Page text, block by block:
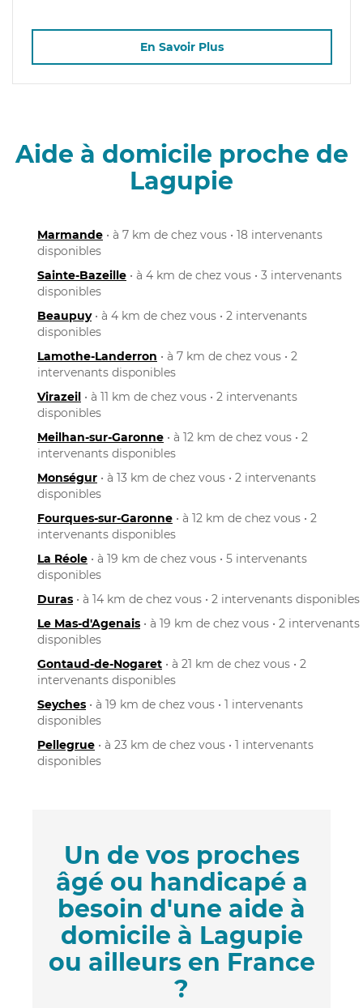
En Savoir Plus
Aide à domicile proche de
Lagupie
Marmande • à 7 km de chez vous • 18 intervenants
disponibles
Sainte-Bazeille • à 4 km de chez vous • 3 intervenants
disponibles
Beaupuy• à 4 km de chez vous • 2 intervenants
disponibles
Lamothe-Landerron • à 7 km de chez vous • 2
intervenants disponibles
Virazeil • à 11 km de chez vous • 2 intervenants
disponibles
Meilhan-sur-Garonne • à 12 km de chez vous • 2
intervenants disponibles
Monségur • à 13 km de chez vous • 2 intervenants
disponibles
Fourques-sur-Garonne • à 12 km de chez vous • 2
intervenants disponibles
La Réole • à 19 km de chez vous • 5 intervenants
disponibles
Duras • à 14 km de chez vous • 2 intervenants disponibles
Le Mas-d'Agenais • à 19 km de chez vous • 2 intervenants
disponibles
Gontaud-de-Nogaret • à 21 km de chez vous • 2
intervenants disponibles
Seyches • à 19 km de chez vous • 1 intervenants
disponibles
Pellegrue • à 23 km de chez vous • 1 intervenants
disponibles
Un de vos proches
âgé ou handicapé a
besoin d'une aide à
domicile à Lagupie
ou ailleurs en France
?